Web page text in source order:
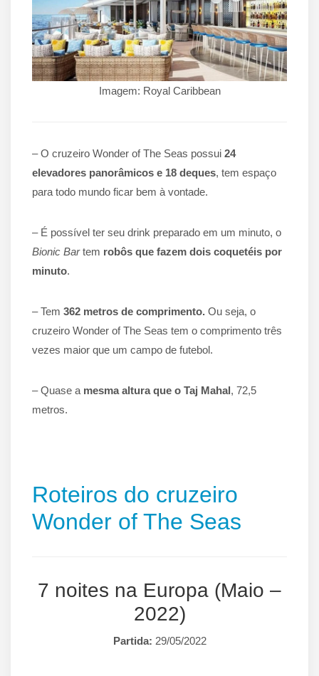
Imagem: Royal Caribbean
– O cruzeiro Wonder of The Seas possui 24
elevadores panorâmicos e 18 deques, tem espaço
para todo mundo ficar bem à vontade.
– É possível ter seu drink preparado em um minuto, o
Bionic Bartem robôs que fazem dois coquetéis por
minuto.
– Tem 362 metros de comprimento. Ou seja, o
cruzeiro Wonder of The Seas tem o comprimento três
vezes maior que um campo de futebol.
– Quase a mesma altura que o Taj Mahal, 72,5
metros.
Roteiros do cruzeiro
Wonder of The Seas
7 noites na Europa (Maio –
2022)
Partida: 29/05/2022